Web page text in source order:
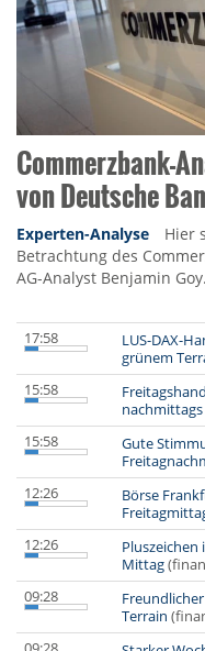
Commerzbank-
von Deutsche
Experten-Analyse
Hier
Betrachtung des
AG-Analyst Benjamin Goy.
17:58
LUS-DAX-
grünem
15:58
15:58
Gute
12:26
Börse
12:26
Pluszeichen
Mittag
09:28
Terrain